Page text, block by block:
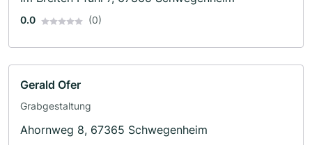
0.0 (0)
Gerald Ofer
Grabgestaltung
Ahornweg 8, 67365 Schwegenheim